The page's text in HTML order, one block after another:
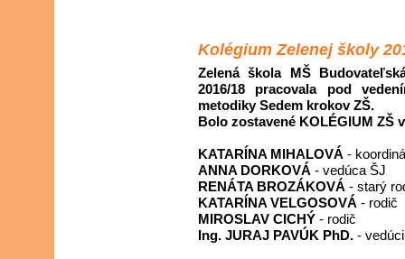
Kolégium Zelenej školy
Zelená škola MŠ
2016/18 pracovala pod
metodiky Sedem krokov ZŠ.
Bolo zostavené KOLÉGIUM ZŠ
KATARÍNA MIHALOVÁ -
ANNA DORKOVÁ - vedúca ŠJ
RENÁTA BROZÁKOVÁ - starý
KATARÍNA VELGOSOVÁ - rodič
MIROSLAV CICHÝ - rodič
Ing. JURAJ PAVÚK PhD. -